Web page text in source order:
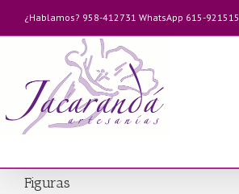
contenido
¿Hablamos? 958-412731 WhatsApp 615-921515
Figuras